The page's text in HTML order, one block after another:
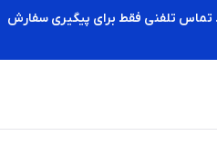
تماس تلفنی فقط برای پیگیری سفارش